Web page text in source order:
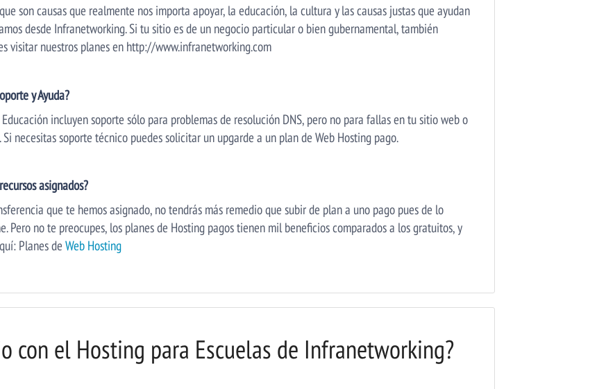
son causas que realmente nos importa apoyar, la educación, la cultura y las causas justas que ayudan
desde Infranetworking. Si tu sitio es de un negocio particular o bien gubernamental, también
visitar nuestros planes en http://www.infranetworking.com
y Ayuda?
incluyen soporte sólo para problemas de resolución DNS, pero no para fallas en tu sitio web o
necesitas soporte técnico puedes solicitar un upgarde a un plan de Web Hosting pago.
asignados?
que te hemos asignado, no tendrás más remedio que subir de plan a uno pago pues de lo
no te preocupes, los planes de Hosting pagos tienen mil beneficios comparados a los gratuitos, y
Planes de Web Hosting
con el Hosting para Escuelas de Infranetworking?